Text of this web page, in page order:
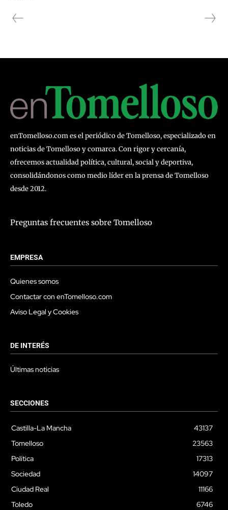
enTomelloso.com es el periódico de Tomelloso, especializado en
noticias de Tomelloso y comarca. Con rigor y cercanía,
ofrecemos actualidad política, cultural, social y deportiva,
consolidándonos como medio líder en la prensa de Tomelloso
desde 2012.
Preguntas frecuentes sobre Tomelloso
EMPRESA
Quienes somos
Contactar con enTomelloso.com
Aviso Legal y Cookies
DE INTERÉS
Últimas noticias
SECCIONES
Castilla-La Mancha
43137
Tomelloso
23563
Política
17313
Sociedad
14097
Ciudad Real
11166
Toledo
6746